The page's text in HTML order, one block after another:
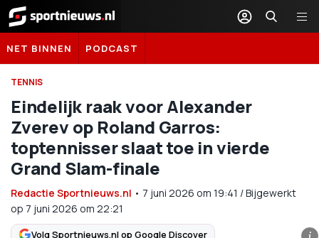
Sportnieuws.nl
NET BINNEN PODCAST
TENNIS
Eindelijk raak voor Alexander
Zverev op Roland Garros:
toptennisser slaat toe in vierde
Grand Slam-finale
Redactie Sportnieuws.nl • 7 juni 2026 om 19:41 /Bijgewerkt
op 7 juni 2026 om 22:21
Volg Sportnieuws.nl op Google Discover